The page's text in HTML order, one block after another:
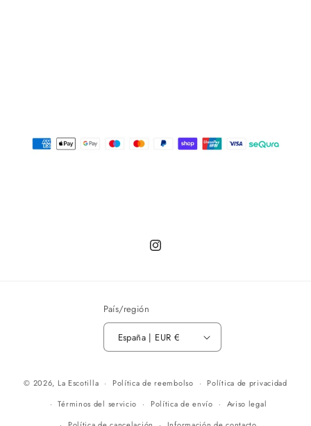
Instagram
País/región
España | EUR €
© 2026, La Escotilla Política de reembolso
Política de privacidad
Términos del servicio
Política de envío
Aviso legal